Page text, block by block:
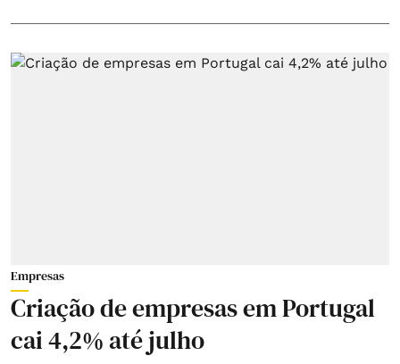
Empresas
Criação de empresas em Portugal
cai 4,2% até julho